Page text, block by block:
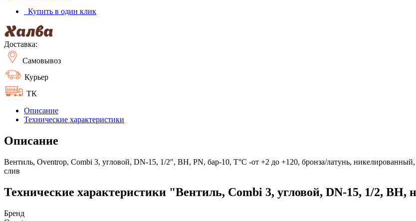
Купить в один клик
Доставка:
Самовывоз
Курьер
ТК
Описание
Технические характеристики
Описание
Вентиль, Oventrop, Combi 3, угловой, DN-15, 1/2", ВН, PN, бар-10, T°C -от +2 до +120, бронза/латунь,
слив
Технические характеристики "Вентиль, Combi 3, угловой, DN-15, 1/2,
Бренд